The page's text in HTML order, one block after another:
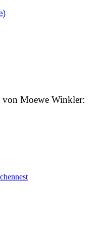
von Moewe Winkler: